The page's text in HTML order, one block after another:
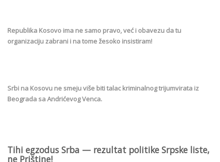
Republika Kosovo ima ne samo pravo, već i obavezu da tu
organizaciju zabrani i na tome žesoko insistiram!
Srbi na Kosovu ne smeju više biti talac kriminalnog trijumvirata iz
Beograda sa Andrićevog Venca.
Tihi egzodus Srba — rezultat politike Srpske liste,
ne Prištine!